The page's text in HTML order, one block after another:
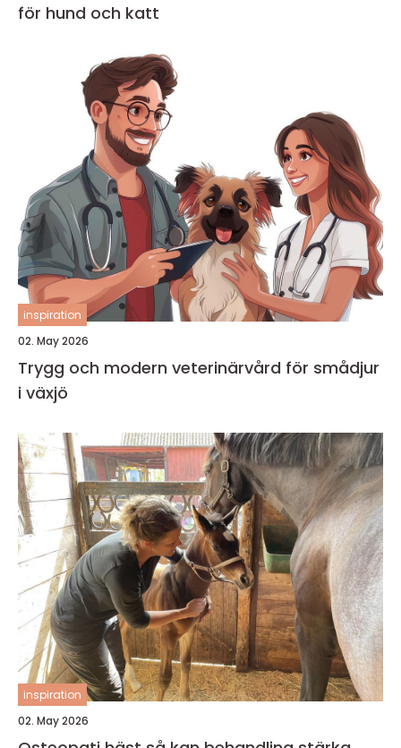
för hund och katt
inspiration
02. May 2026
Trygg och modern veterinärvård för smådjur
i växjö
inspiration
02. May 2026